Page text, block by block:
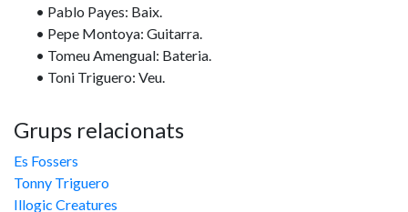
• Pablo Payes: Baix.
• Pepe Montoya: Guitarra.
• Tomeu Amengual: Bateria.
• Toni Triguero: Veu.
Grups relacionats
Es Fossers
Tonny Triguero
Illogic Creatures